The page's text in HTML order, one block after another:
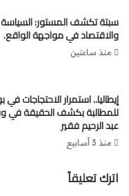
المغربية بمدينةبونطواز
تحظى بها من طرف السلطات
وفي ختام الحفل، عبّرت
لهذه المبادرة، مؤكدة أن
الفريق والدعم الذي
المدينة.
ويظل الأثر الإيجابي
سبتة تكشف المستور: السياسة
والاقتصاد في مواجهة الواقع.
منذ ساعتين
إيطاليا.. استمرار الاحتجاجات في
للمطالبة بكشف الحقيقة في
عبد الرحيم فقير
منذ 3 أسابيع
اترك تعليقاً